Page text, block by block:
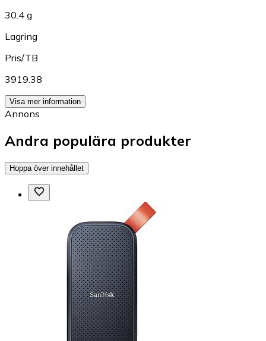
30.4 g
Lagring
Pris/TB
3919.38
Visa mer information
Annons
Andra populära produkter
Hoppa över innehållet